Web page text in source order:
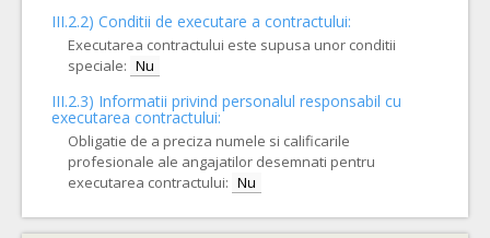
III.2.2) Conditii de executare a contractului:
Executarea contractului este supusa unor conditii
speciale: Nu
III.2.3) Informatii privind personalul responsabil cu
executarea contractului:
Obligatie de a preciza numele si calificarile
profesionale ale angajatilor desemnati pentru
executarea contractului: Nu